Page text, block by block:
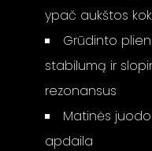
ypač aukštos
Grūdinto
stabilumą ir
rezonansus
Matinės
apdaila